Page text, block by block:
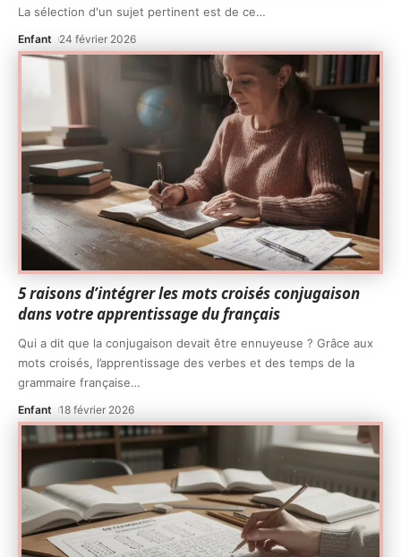
La sélection d'un sujet pertinent est de ce…
Enfant 24 février 2026
5 raisons d’intégrer les mots croisés conjugaison
dans votre apprentissage du français
Qui a dit que la conjugaison devait être ennuyeuse ? Grâce aux
mots croisés, l’apprentissage des verbes et des temps de la
grammaire française…
Enfant 18 février 2026